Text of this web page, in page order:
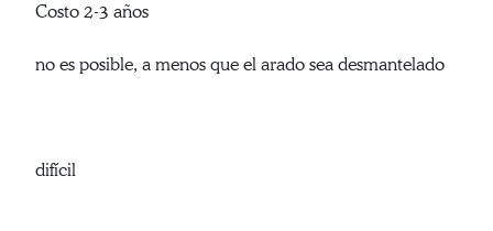
Costo 2-3 años
no es posible, a menos que el arado sea desmantelado
difícil